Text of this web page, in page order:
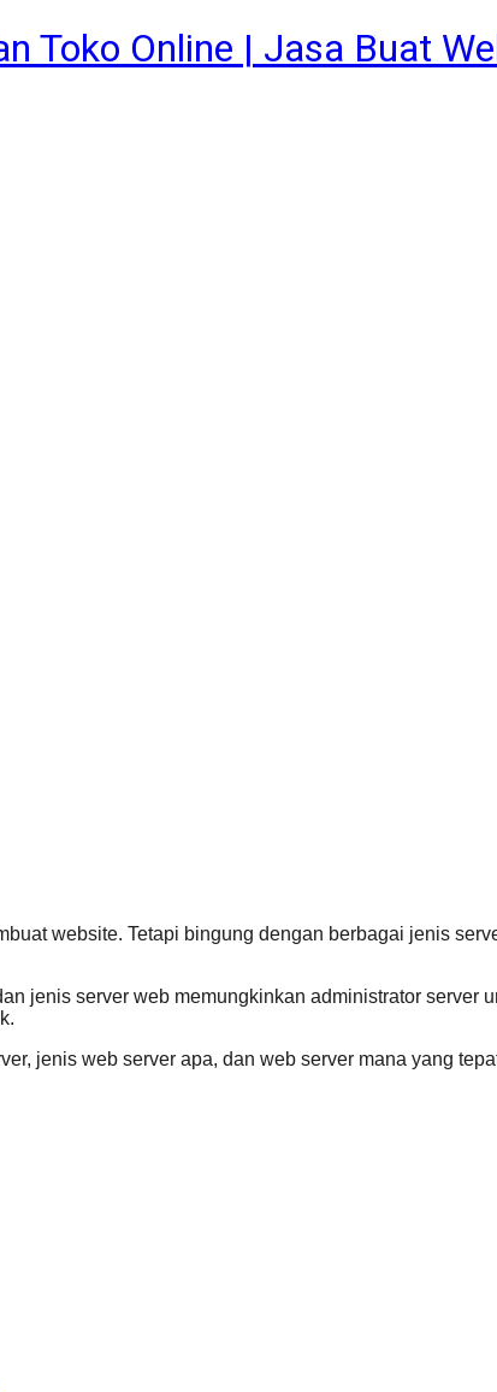
website. Tetapi bingung dengan berbagai jenis
jenis server web memungkinkan administrator server
jenis web server apa, dan web server mana yang